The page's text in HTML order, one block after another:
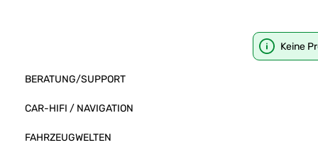
BERATUNG/SUPPORT
CAR-HIFI / NAVIGATION
FAHRZEUGWELTEN
Keine